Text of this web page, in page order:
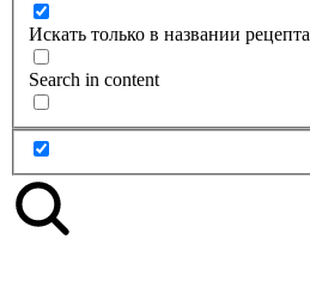
Искать только в названии рецепта
Search in content